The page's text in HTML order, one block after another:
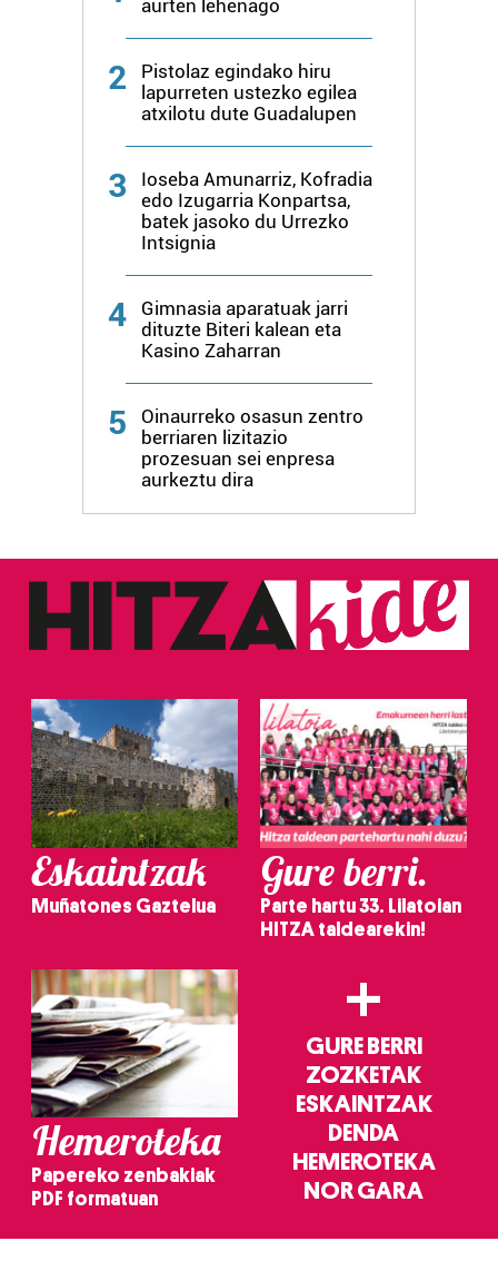
aurten lehenago
2
Pistolaz egindako hiru
lapurreten ustezko egilea
atxilotu dute Guadalupen
3
Ioseba Amunarriz, Kofradia
edo Izugarria Konpartsa,
batek jasoko du Urrezko
Intsignia
4
Gimnasia aparatuak jarri
dituzte Biteri kalean eta
Kasino Zaharran
5
Oinaurreko osasun zentro
berriaren lizitazio
prozesuan sei enpresa
aurkeztu dira
Eskaintzak
Muñatones Gaztelua
Gure berri.
Parte hartu 33. Lilatoian
HITZA taldearekin!
Hemeroteka
Papereko zenbakiak
PDF formatuan
+
GURE BERRI
ZOZKETAK
ESKAINTZAK
DENDA
HEMEROTEKA
NOR GARA